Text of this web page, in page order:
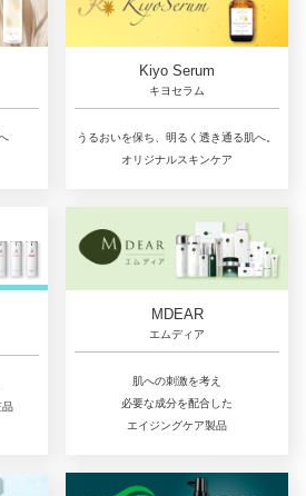
Kiyo Serum
キヨセラム
うるおいを保ち、明るく透き通る肌へ。
オリジナルスキンケア
品
MDEAR
エムディア
肌への刺激を考え
必要な成分を配合した
エイジングケア製品